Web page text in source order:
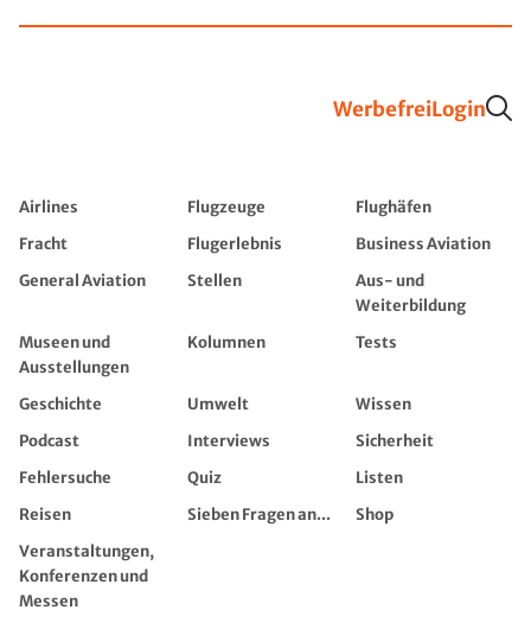
WerbefreiLogin
Airlines Flugzeuge
Flughäfen
Fracht
Flugerlebnis
Business Aviation
General Aviation
Stellen
Aus- und
Weiterbildung
Museen und
Ausstellungen
Kolumnen Tests
Geschichte Umwelt
Wissen
Podcast
Interviews
Sicherheit
Fehlersuche
Quiz
Listen
Reisen
Sieben Fragen an...
Shop
Veranstaltungen,
Konferenzen und
Messen